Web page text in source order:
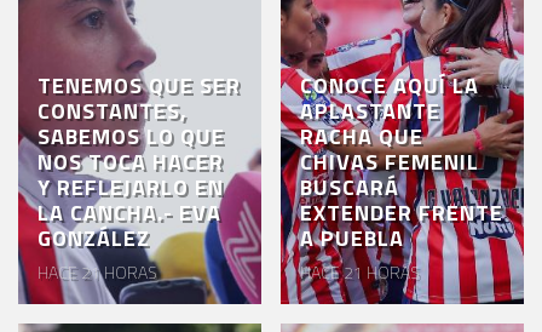
TENEMOS QUE SER
CONSTANTES,
SABEMOS LO QUE
NOS TOCA HACER
Y REFLEJARLO EN
LA CANCHA.- EVA
GONZÁLEZ
HACE 21 HORAS
CONOCE AQUÍ LA
APLASTANTE
RACHA QUE
CHIVAS FEMENIL
BUSCARÁ
EXTENDER FRENTE
A PUEBLA
HACE 21 HORAS